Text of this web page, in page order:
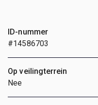
ID-nummer
#14586703
Op veilingterrein
Nee